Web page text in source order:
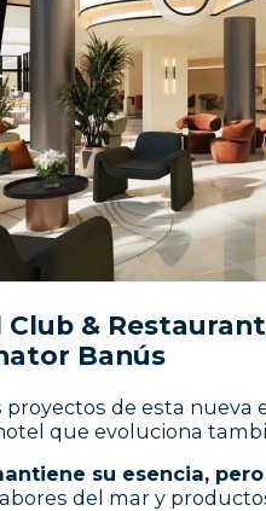
&
Banús
proyectos de esta nueva
que evoluciona
su esencia,
del mar y